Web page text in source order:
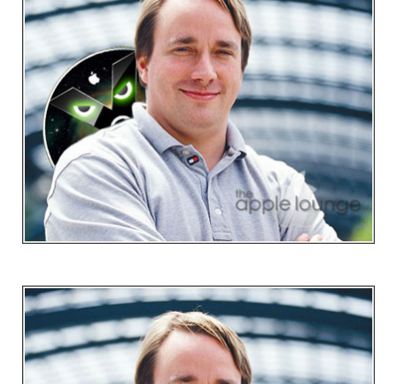
inconveniente ci pensaSenuti, uno dei
software più apprezzati dai Mac-users.